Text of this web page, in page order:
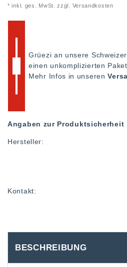
* inkl. ges. MwSt. zzgl. Versandkosten
Grüezi an unsere
einen unkomplizierten
Mehr Infos in unseren
Angaben zur Produktsicherheit
Hersteller:
Kontakt:
BESCHREIBUNG